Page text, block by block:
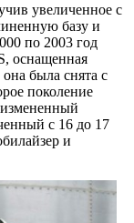
увеличенное с
базу и
по 2003 год
оснащенная
была снята с
поколение
с 16 до 17
и